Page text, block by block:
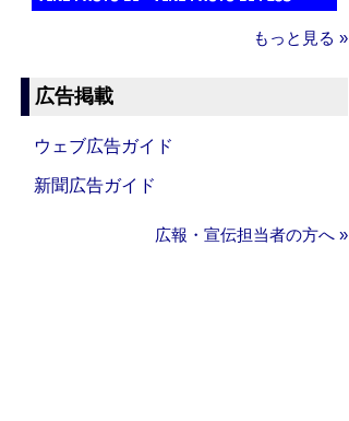
もっと見る »
広告掲載
ウェブ広告ガイド
新聞広告ガイド
広報・宣伝担当者の方へ »